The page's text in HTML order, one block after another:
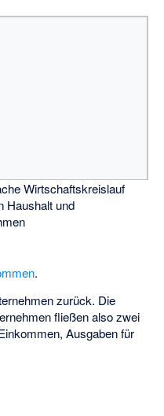
Wirtschaftskreislauf
Haushalt und
.
zurück. Die
fließen also zwei
Ausgaben für